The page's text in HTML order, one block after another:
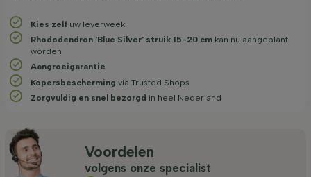
Kies zelf uw leverweek
Rhododendron 'Blue Silver' struik 15-20 cm kan nu aangeplant
worden
Aangroeigarantie
Kopersbescherming via Trusted Shops
Zorgvuldig en snel bezorgd in heel Nederland
Voordelen
volgens onze specialist